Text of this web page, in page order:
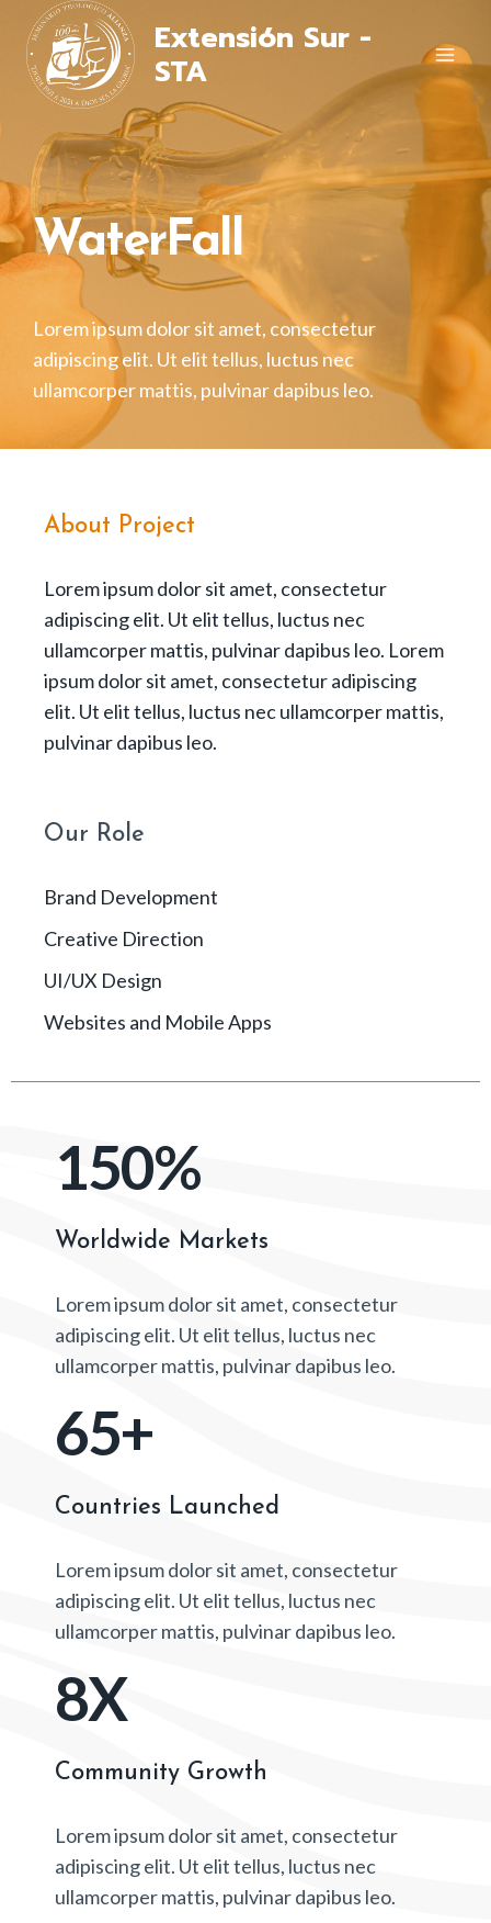
Extensión Sur -
STA
WaterFall
Lorem ipsum dolor sit amet, consectetur
adipiscing elit. Ut elit tellus, luctus nec
ullamcorper mattis, pulvinar dapibus leo.
About Project
Lorem ipsum dolor sit amet, consectetur
adipiscing elit. Ut elit tellus, luctus nec
ullamcorper mattis, pulvinar dapibus leo. Lorem
ipsum dolor sit amet, consectetur adipiscing
elit. Ut elit tellus, luctus nec ullamcorper mattis,
pulvinar dapibus leo.
Our Role
Brand Development
Creative Direction
UI/UX Design
Websites and Mobile Apps
150%
Worldwide Markets
Lorem ipsum dolor sit amet, consectetur
adipiscing elit. Ut elit tellus, luctus nec
ullamcorper mattis, pulvinar dapibus leo.
65+
Countries Launched
Lorem ipsum dolor sit amet, consectetur
adipiscing elit. Ut elit tellus, luctus nec
ullamcorper mattis, pulvinar dapibus leo.
8X
Community Growth
Lorem ipsum dolor sit amet, consectetur
adipiscing elit. Ut elit tellus, luctus nec
ullamcorper mattis, pulvinar dapibus leo.